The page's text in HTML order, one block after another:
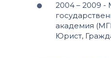
2004 – 2009 -
академия
Юрист,